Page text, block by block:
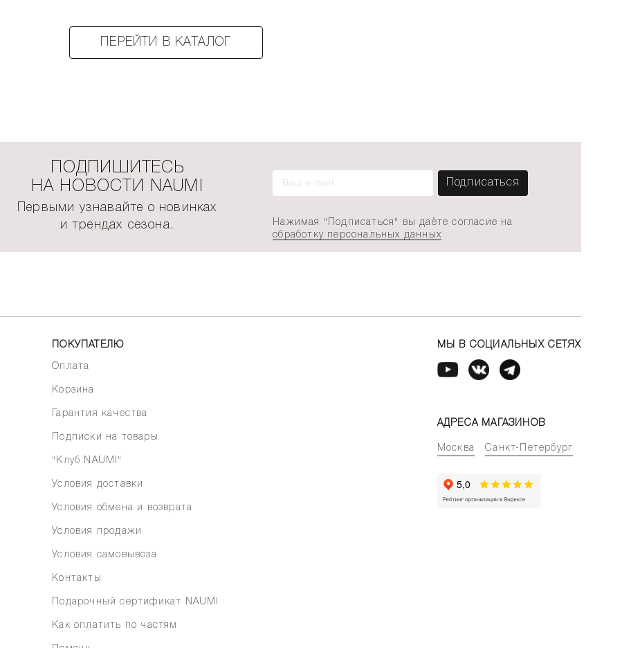
ПЕРЕЙТИ В КАТАЛОГ
ПОДПИШИТЕСЬ
НА НОВОСТИ NAUMI
Первыми узнавайте о новинках
и трендах сезона.
Нажимая "Подписаться" вы даёте согласие на
обработку персональных данных
ПОКУПАТЕЛЮ
Оплата
Корзина
Гарантия качества
Подписки на товары
"Клуб NAUMI"
Условия доставки
Условия обмена и возврата
Условия продажи
Условия самовывоза
Контакты
Подарочный сертификат NAUMI
Как оплатить по частям
МЫ В СОЦИАЛЬНЫХ СЕТЯХ
АДРЕСА МАГАЗИНОВ
Москва Санкт-Петербург